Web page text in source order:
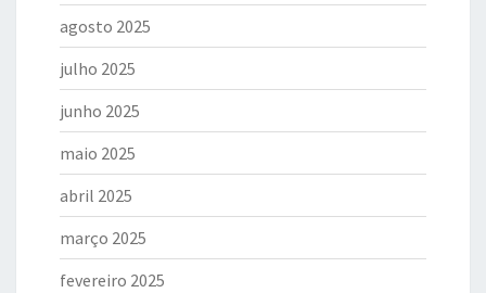
agosto 2025
julho 2025
junho 2025
maio 2025
abril 2025
março 2025
fevereiro 2025